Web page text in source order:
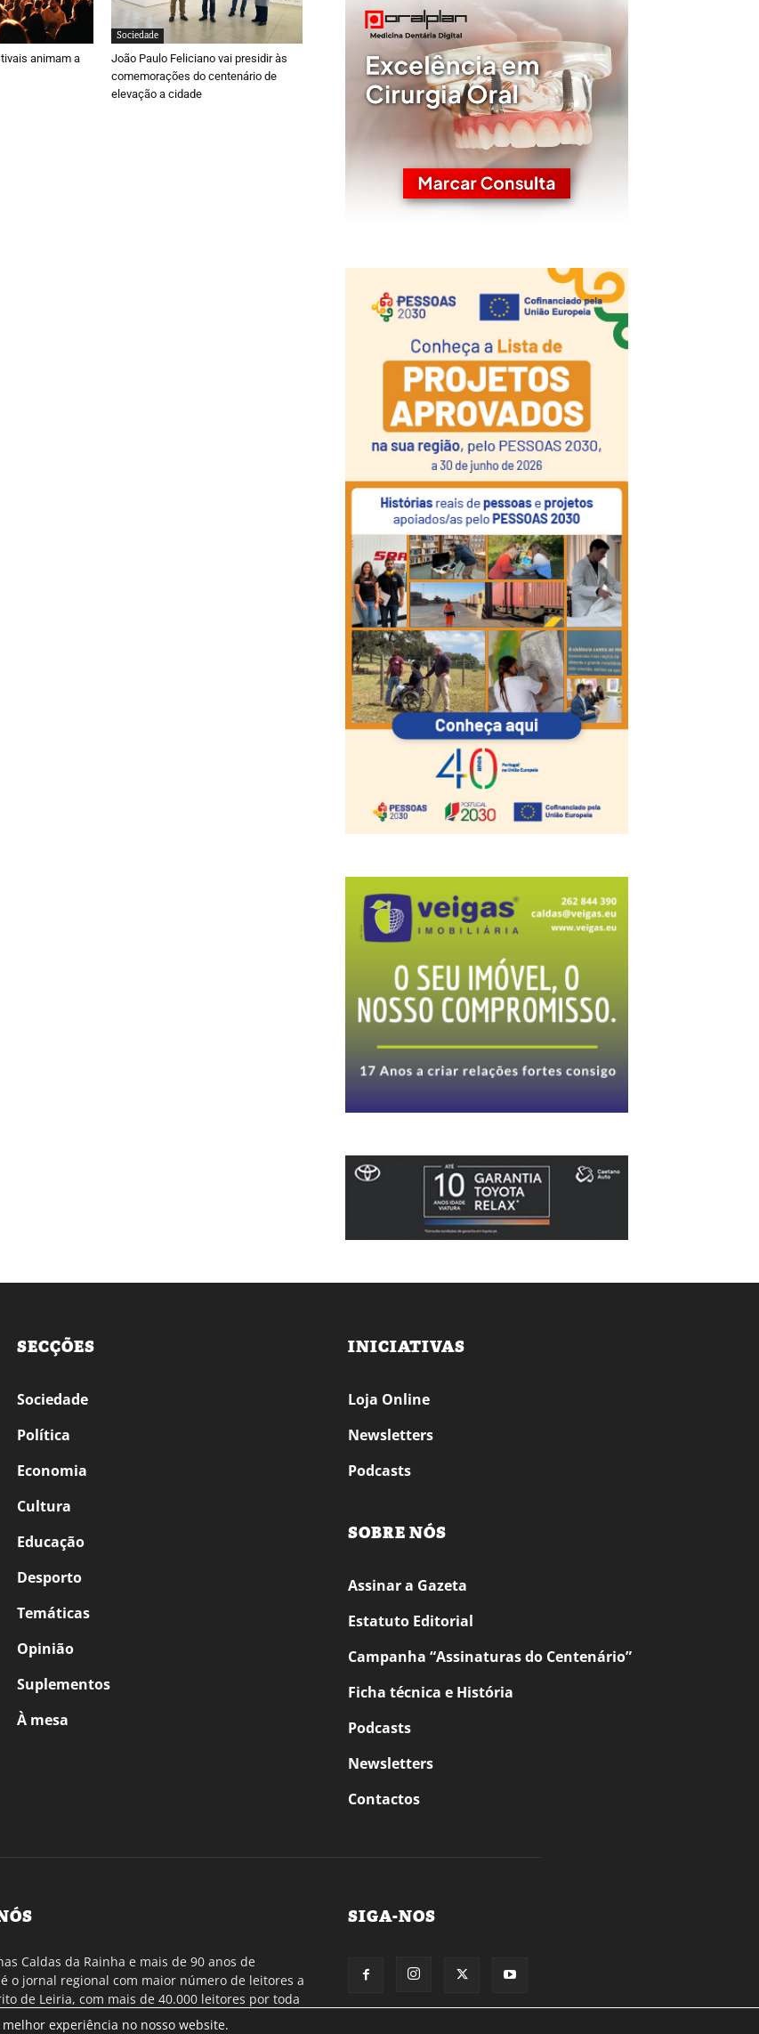
animam a
Sociedade
João Paulo Feliciano vai presidir às
comemorações do centenário de
elevação a cidade
SECÇÕES
Sociedade
Política
Economia
Cultura
Educação
Desporto
Temáticas
Opinião
Suplementos
À mesa
INICIATIVAS
Loja Online
Newsletters
Podcasts
SOBRE NÓS
Assinar a Gazeta
Estatuto Editorial
Campanha “Assinaturas do Centenário”
Ficha técnica e História
Podcasts
Newsletters
Contactos
Caldas da Rainha e mais de 90 anos de
o jornal regional com maior número de leitores a
de Leiria, com mais de 40.000 leitores por toda
Jornal com distribuição em Portugal
SIGA-NOS
experiência no nosso website.